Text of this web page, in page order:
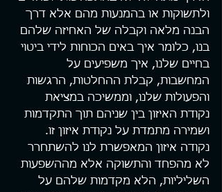
ולתשוקות או בהמנעות מהם אלא דרך
הבנה מלאה וקבלה של האחיזה שלהם
בנו, כלומר איך באים הכוחות לידי ביטוי
בחיים שלנו, איך משפיעים על
המחשבות, קבלת ההחלטות, הרגשות
והפעולות שלנו, וממשיכה במציאת
נקודת האיזון בין שניהם תוך התקדמות
ושמירה מתמדת על נקודת איזון זו.
נקודה איזון המאפשרת לנו להשתחרר
לא מהפחד והתשוקה אלא מההשפעות
השליליות, הלא מקדמות שלהם על